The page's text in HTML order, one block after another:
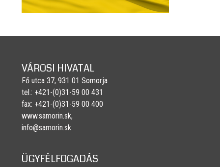
VÁROSI HIVATAL
Fő utca 37, 931 01 Somorja
tel.: +421-(0)31-59 00 431
fax: +421-(0)31-59 00 400
www.samorin.sk,
info@samorin.sk
ÜGYFÉLFOGADÁS